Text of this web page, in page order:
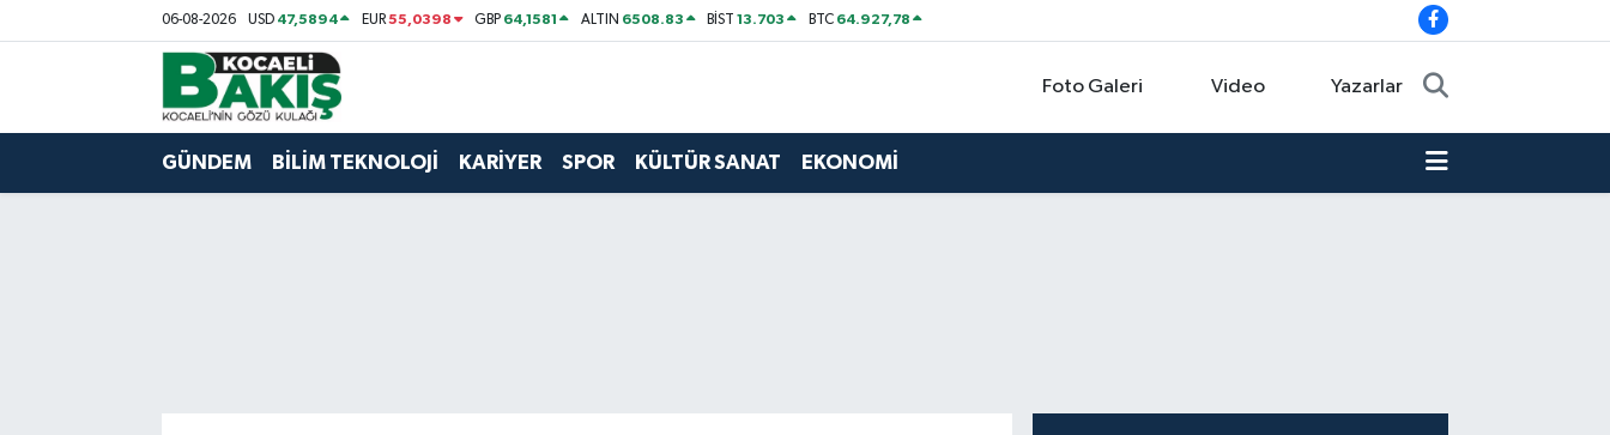
06-08-2026 USD 47,5894 EUR55,0398 GBP 64,1581 ALTIN 6508.83 BİST13.703 BTC 64.927,78
Foto Galeri Video Yazarlar
GÜNDEM BİLİM TEKNOLOJİ KARİYER SPOR KÜLTÜR SANAT EKONOMİ
Kocaeli Nöbetçi Eczaneler
Kocaeli Hava Durumu